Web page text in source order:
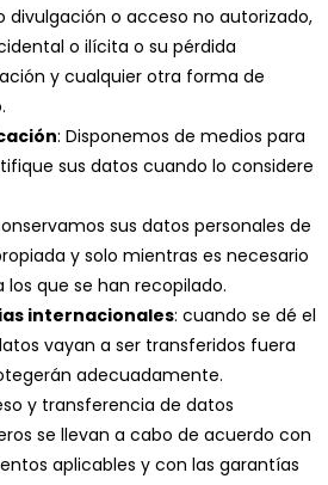
divulgación o acceso no autorizado,
o ilícita o su pérdida
y cualquier otra forma de
: Disponemos de medios para
sus datos cuando lo considere
sus datos personales de
y solo mientras es necesario
los que se han recopilado.
internacionales: cuando se dé el
vayan a ser transferidos fuera
adecuadamente.
y transferencia de datos
se llevan a cabo de acuerdo con
aplicables y con las garantías